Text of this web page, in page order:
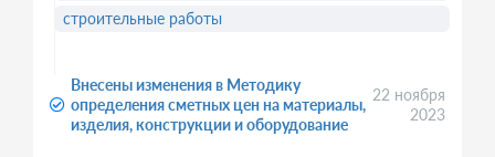
Внесены изменения в Методику
определения сметных цен на материалы,
изделия, конструкции и оборудование
22 ноября
2023
строительные работы